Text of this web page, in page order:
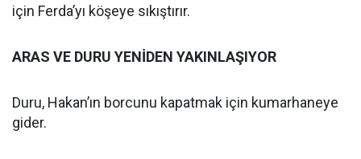
için Ferda’yı köşeye sıkıştırır.
ARAS VE DURU YENİDEN YAKINLAŞIYOR
Duru, Hakan’ın borcunu kapatmak için kumarhaneye
gider.